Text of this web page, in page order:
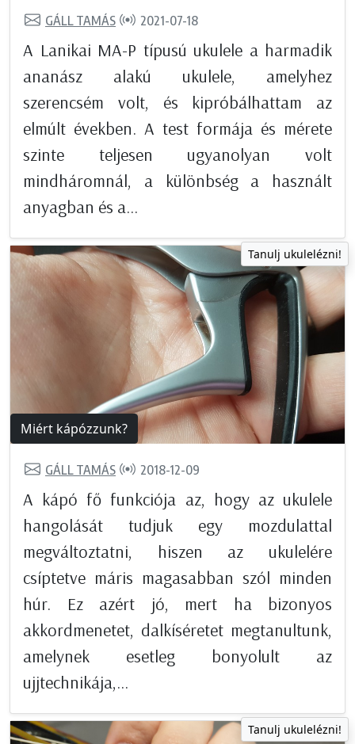
GÁLL TAMÁS 2021-07-18
A Lanikai MA-P típusú ukulele a harmadik
ananász alakú ukulele, amelyhez
szerencsém volt, és kipróbálhattam az
elmúlt években. A test formája és mérete
szinte teljesen ugyanolyan volt
mindháromnál, a különbség a használt
anyagban és a...
Tanulj ukulelézni!
Miért kápózzunk?
GÁLL TAMÁS 2018-12-09
A kápó fő funkciója az, hogy az ukulele
hangolását tudjuk egy mozdulattal
megváltoztatni, hiszen az ukulelére
csíptetve máris magasabban szól minden
húr. Ez azért jó, mert ha bizonyos
akkordmenetet, dalkíséretet megtanultunk,
amelynek esetleg bonyolult az
ujjtechnikája,...
Tanulj ukulelézni!